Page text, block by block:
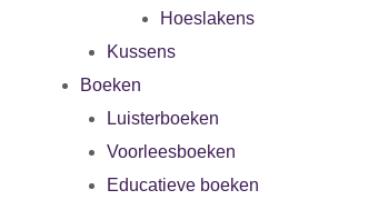
Hoeslakens
Kussens
Boeken
Luisterboeken
Voorleesboeken
Educatieve boeken